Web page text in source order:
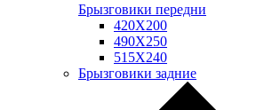
Брызговики передни
420Х200
490Х250
515Х240
Брызговики задние